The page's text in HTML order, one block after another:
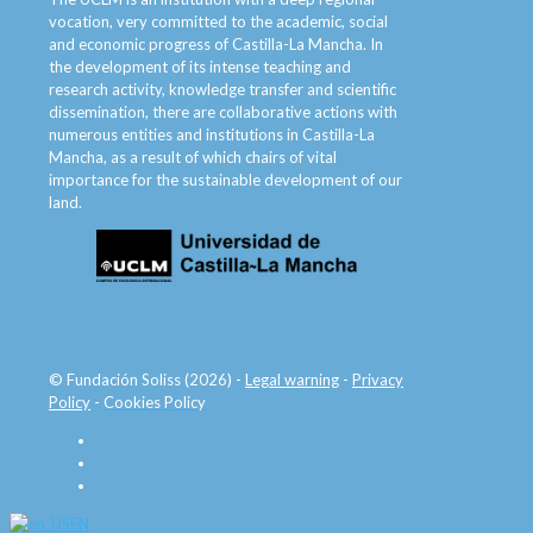
vocation, very committed to the academic, social
and economic progress of Castilla-La Mancha. In
the development of its intense teaching and
research activity, knowledge transfer and scientific
dissemination, there are collaborative actions with
numerous entities and institutions in Castilla-La
Mancha, as a result of which chairs of vital
importance for the sustainable development of our
land.
© Fundación Soliss (2026) - Legal warning - Privacy
Policy - Cookies Policy
EN